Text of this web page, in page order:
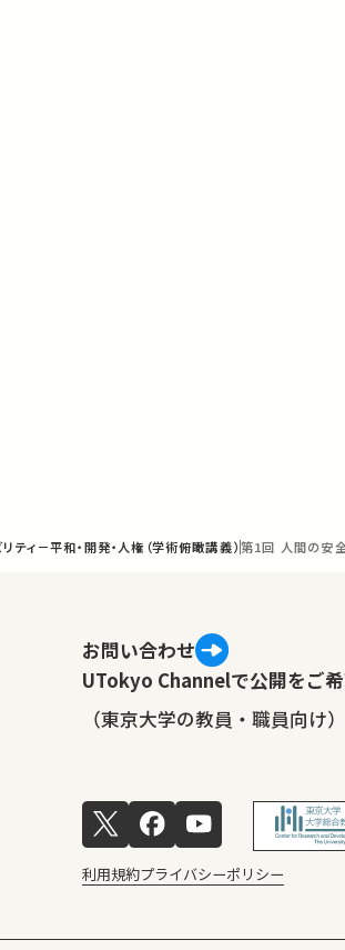
ティ－平和・開発・人権（学術俯瞰講義）第1回 人間の安
お問い合わせ
UTokyo Channelで公開をご
（東京大学の教員・職員向け）
利用規約プライバシーポリシー